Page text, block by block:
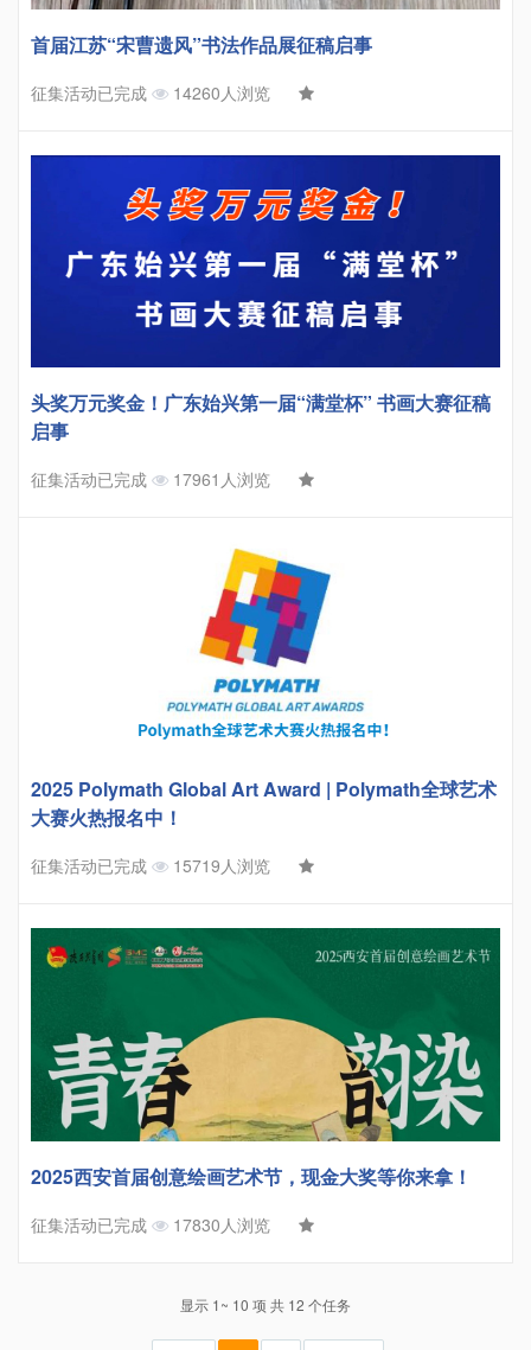
首届江苏“宋曹遗风”书法作品展征稿启事
征集活动已完成 14260人浏览
头奖万元奖金！广东始兴第一届“满堂杯” 书画大赛征稿
启事
征集活动已完成 17961人浏览
2025 Polymath Global Art Award | Polymath全球艺术
大赛火热报名中！
征集活动已完成 15719人浏览
2025西安首届创意绘画艺术节，现金大奖等你来拿！
征集活动已完成 17830人浏览
显示 1~ 10 项 共 12 个任务